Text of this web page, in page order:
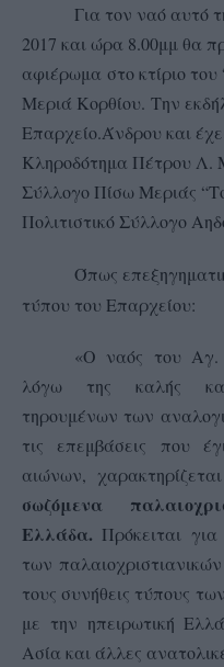
Για τον ναό αυτό
2017 και ώρα 8.00μμ θα
αφιέρωμα στο κτίριο
Μεριά Κορθίου. Την
Επαρχείο.Άνδρου και
Κληροδότημα Πέτρου Λ.
Σύλλογο Πίσω Μεριάς
Πολιτιστικό Σύλλογο
Όπως
τύπου του Επαρχείου:
«Ο ναός του Αγ.
λόγω της καλής
τηρουμένων των
τις επεμβάσεις που
αιώνων,
σωζόμενα
Ελλάδα. Πρόκειται για
των
τους συνήθεις τύπους
με την ηπειρωτική
Ασία και άλλες